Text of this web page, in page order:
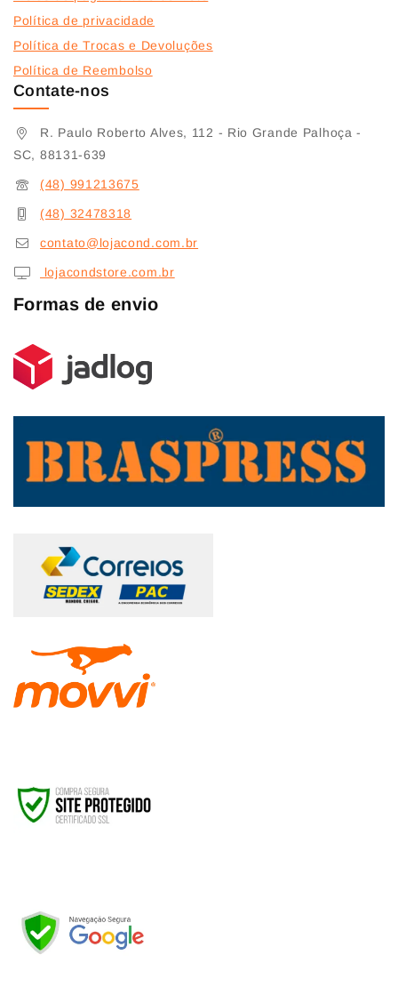
Política de privacidade
Política de Trocas e Devoluções
Política de Reembolso
Contate-nos
R. Paulo Roberto Alves, 112 - Rio Grande Palhoça -
SC, 88131-639
(48) 991213675
(48) 32478318
contato@lojacond.com.br
lojacondstore.com.br
Formas de envio